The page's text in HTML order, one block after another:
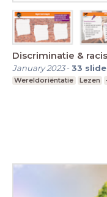
Discriminatie &
January 2023-33
Wereldoriëntatie Lezen